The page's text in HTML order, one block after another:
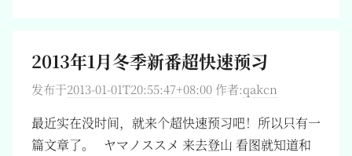
2013年1月冬季新番超快速预习
发布于2013-01-01T20:55:47+08:00 作者:qakcn
最近实在没时间，就来个超快速预习吧！所以只有一
篇文章了。 ヤマノススメ 来去登山 看图就知道和